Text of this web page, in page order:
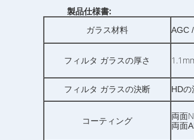
製品仕様書:
ガラス材料 AGC
フィルタ ガラスの厚さ
フィルタ ガラスの決断 HDの
コーティング 両面
両面